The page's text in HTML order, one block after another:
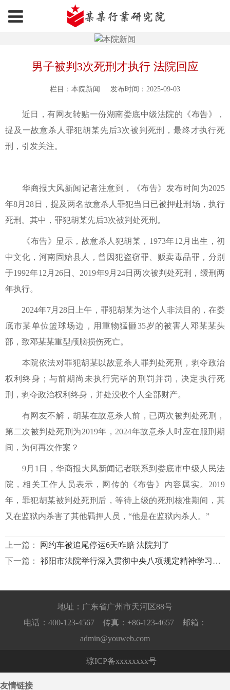
男子被判3次死刑才执行 法院回应
栏目：本院新闻 发布时间：2025-09-03
近日，有网友转贴一份湖南娄底中级法院的《布告》，
提及一故意杀人罪犯胡某先后3次被判死刑，最终才执行死
刑，引发关注。
华商报大风新闻记者注意到，《布告》发布时间为2025
年8月28日，提及两名故意杀人罪犯当日已被押赴刑场，执行
死刑。其中，罪犯胡某先后3次被判处死刑。
《布告》显示，故意杀人犯胡某，1973年12月出生，初
中文化，河南固始县人，曾因犯盗窃罪、贩卖毒品罪，分别
于1992年12月26日、2019年9月24日两次被判处死刑，缓刑两
年执行。
2024年7月28日上午，罪犯胡某为达个人非法目的，在娄
底市某单位篮球场边，用重物猛砸35岁的被害人邓某某头
部，致邓某某重型颅脑损伤死亡。
本院依法对罪犯胡某以故意杀人罪判处死刑，剥夺政治
权利终身；与前期尚未执行完毕的刑罚并罚，决定执行死
刑，剥夺政治权利终身，并处没收个人全部财产。
有网友不解，胡某在故意杀人前，已两次被判处死刑，
第二次被判处死刑为2019年，2024年故意杀人时应在服刑期
间，为何再次作案？
9月1日，华商报大风新闻记者联系到娄底市中级人民法
院，相关工作人员表示，网传的《布告》内容属实。2019
年，罪犯胡某被判处死刑后，等待上级的死刑核准期间，其
又在监狱内杀害了其他羁押人员，“他是在监狱内杀人。”
上一篇：
网约车被追尾停运6天咋赔 法院判了
下一篇： 祁阳市法院举行深入贯彻中央八项规定精神学习教育专题读书班暨党组理论学习中心组第八次（扩大）集体
地址：广东省广州市天河区88号
电话：400-123-4567 传真：+86-123-4657 邮箱：
admin@youweb.com
琼ICP备xxxxxxxx号
友情链接